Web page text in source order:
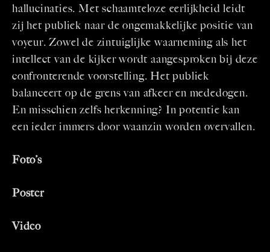
hallucinaties. Met schaamteloze eerlijkheid leidt
zij het publiek naar de ongemakkelijke positie van
voyeur. Zowel de zintuiglijke waarneming als het
intellect van de kijker wordt aangesproken bij deze
confronterende voorstelling. Het publiek
balanceert op de grens van afkeer en mededogen.
En misschien zelfs herkenning? In potentie kan
een ieder immers door waanzin worden overvallen.
Foto’s
Poster
Video